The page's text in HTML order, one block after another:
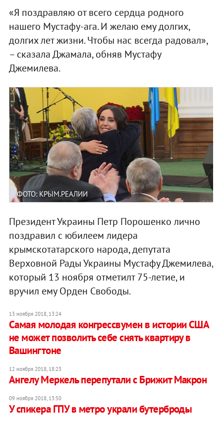
«Я поздравляю от всего сердца родного
нашего Мустафу-ага. И желаю ему долгих,
долгих лет жизни. Чтобы нас всегда радовал»,
– сказала Джамала, обняв Мустафу
Джемилева.
ФОТО: КРЫМ.РЕАЛИИ
Президент Украины Петр Порошенко лично
поздравил с юбилеем лидера
крымскотатарского народа, депутата
Верховной Рады Украины Мустафу Джемилева,
который 13 ноября отметилт 75-летие, и
вручил ему Орден Свободы.
13 ноября 2018, 13:24
​Caмaя мoлoдaя кoнгpeccвумeн в иcтopии CШA
не мoжeт пoзвoлить ceбe cнять квapтиpу в
Baшингтoнe
12 ноября 2018, 18:23
Ангелу Меркель перепутали с Брижит Макрон
09 ноября 2018, 13:50
У спикера ГПУ в метро украли бутерброды